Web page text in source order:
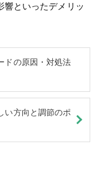
響といったデメリッ
ドの原因・対処法
い方向と調節のポ